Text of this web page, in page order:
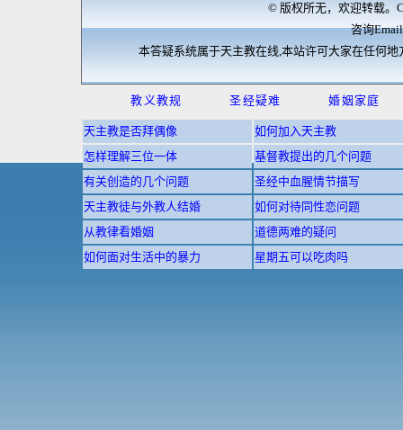
© 版权所无，欢迎转载。
咨询
本答疑系统属于天主教在线,本站许可大家在任何地
教义教规 圣经疑难 婚姻家庭
天主教是否拜偶像
如何加入天主教
怎样理解三位一体
基督教提出的几个问题
有关创造的几个问题
圣经中血腥情节描写
天主教徒与外教人结婚
如何对待同性恋问题
从教律看婚姻
道德两难的疑问
如何面对生活中的暴力
星期五可以吃肉吗